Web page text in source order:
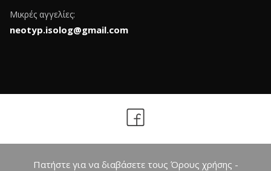
Μικρές αγγελίες:
neotyp.isolog@gmail.com
Πατήστε για να διαβάσετε τους Όρους χρήσης -